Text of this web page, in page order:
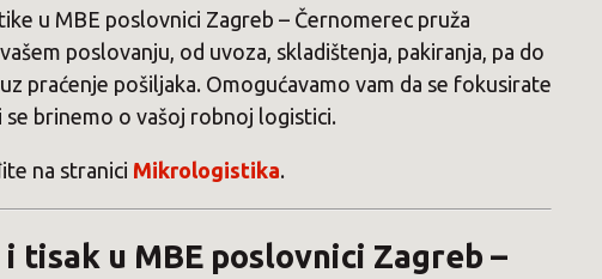
u MBE poslovnici Zagreb – Černomerec pruža
poslovanju, od uvoza, skladištenja, pakiranja, pa do
praćenje pošiljaka. Omogućavamo vam da se fokusirate
se brinemo o vašoj robnoj logistici.
na stranici Mikrologistika.
tisak u MBE poslovnici Zagreb –